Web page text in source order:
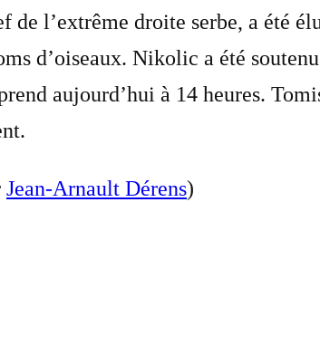
l’extrême droite serbe, a été
d’oiseaux. Nikolic a été
aujourd’hui à 14 heures.
Jean-Arnault Dérens)